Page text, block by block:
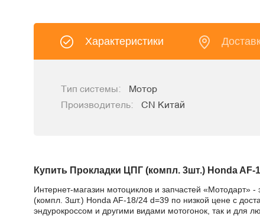
Характеристики
Тип системы: Мотор
Производитель:
CN Китай
Купить Прокладки ЦПГ (компл. 3шт.) Honda AF-
Интернет-магазин мотоциклов и запчастей «Мотодарт»
(компл. 3шт.) Honda AF-18/24 d=39 по низкой цене с
эндурокроссом и другими видами мотогонок, так и для